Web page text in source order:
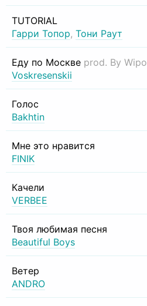
TUTORIAL
Гарри Топор, Тони Раут
Еду по Москве prod. By Wipo
Voskresenskii
Голос
Bakhtin
Мне это нравится
FINIK
Качели
VERBEE
Твоя любимая песня
Beautiful Boys
Ветер
ANDRO